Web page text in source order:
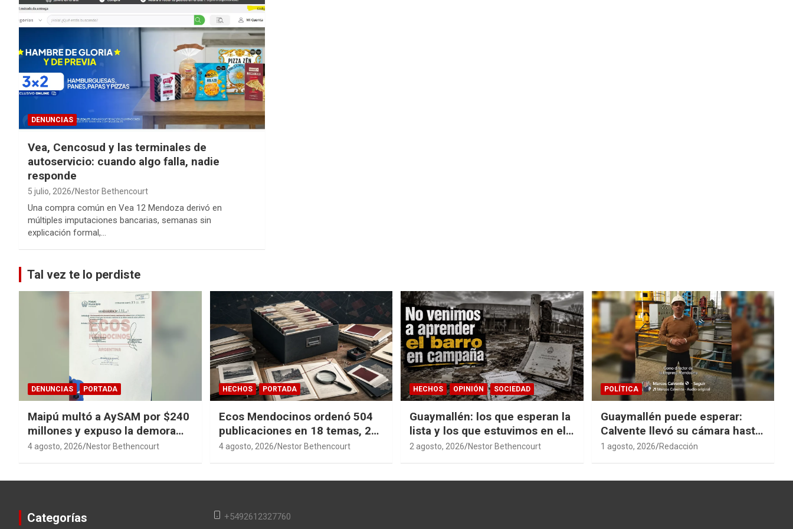
DENUNCIAS
Vea, Cencosud y las terminales de
autoservicio: cuando algo falla, nadie
responde
5 julio, 2026 Nestor Bethencourt
Una compra común en Vea 12 Mendoza derivó en
múltiples imputaciones bancarias, semanas sin
explicación formal,…
Tal vez te lo perdiste
DENUNCIAS PORTADA
Maipú multó a AySAM por $240
millones y expuso la demora
cloacal en Guaymallén
4 agosto, 2026 Nestor Bethencourt
HECHOS PORTADA
Ecos Mendocinos ordenó 504
publicaciones en 18 temas, 27
sagas y 14 índices para
4 agosto, 2026 Nestor Bethencourt
HECHOS OPINIÓN SOCIEDAD
Guaymallén: los que esperan la
lista y los que estuvimos en el
barro
2 agosto, 2026 Nestor Bethencourt
POLÍTICA
Guaymallén puede esperar:
Calvente llevó su cámara hasta
San Rafael
1 agosto, 2026 Redacción
Categorías +5492612327760